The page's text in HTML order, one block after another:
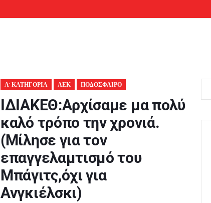
Α' ΚΑΤΗΓΟΡΙΑ ΑΕΚ ΠΟΔΟΣΦΑΙΡΟ
IΔΙΑΚΕΘ:Αρχίσαμε μα πολύ
καλό τρόπο την χρονιά.
(Μίλησε για τον
επαγγελαμτισμό του
Μπάγιτς,όχι για
Ανγκιέλσκι)